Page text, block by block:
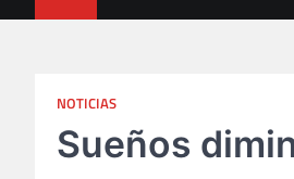
NOTICIAS
Sueños